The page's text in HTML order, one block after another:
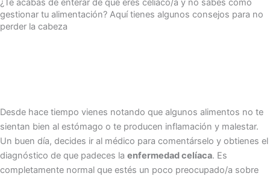
gestionar tu alimentación? Aquí tienes algunos consejos para no
perder la cabeza
Desde hace tiempo vienes notando que algunos alimentos no te
sientan bien al estómago o te producen inflamación y malestar.
Un buen día, decides ir al médico para comentárselo y obtienes el
diagnóstico de que padeces la enfermedad celíaca. Es
completamente normal que estés un poco preocupado/a sobre